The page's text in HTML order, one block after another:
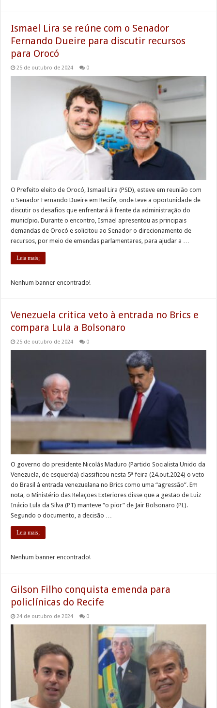
Ismael Lira se reúne com o Senador
Fernando Dueire para discutir recursos
para Orocó
25 de outubro de 2024 0
O Prefeito eleito de Orocó, Ismael Lira (PSD), esteve em reunião com
o Senador Fernando Dueire em Recife, onde teve a oportunidade de
discutir os desafios que enfrentará à frente da administração do
município. Durante o encontro, Ismael apresentou as principais
demandas de Orocó e solicitou ao Senador o direcionamento de
recursos, por meio de emendas parlamentares, para ajudar a …
Leia mais;
Nenhum banner encontrado!
Venezuela critica veto à entrada no Brics e
compara Lula a Bolsonaro
25 de outubro de 2024 0
O governo do presidente Nicolás Maduro (Partido Socialista Unido da
Venezuela, de esquerda) classificou nesta 5ª feira (24.out.2024) o veto
do Brasil à entrada venezuelana no Brics como uma “agressão”. Em
nota, o Ministério das Relações Exteriores disse que a gestão de Luiz
Inácio Lula da Silva (PT) manteve “o pior” de Jair Bolsonaro (PL).
Segundo o documento, a decisão …
Leia mais;
Nenhum banner encontrado!
Gilson Filho conquista emenda para
policlínicas do Recife
24 de outubro de 2024 0